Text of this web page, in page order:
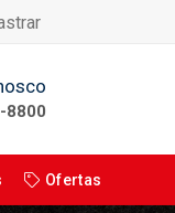
8800
Ofertas